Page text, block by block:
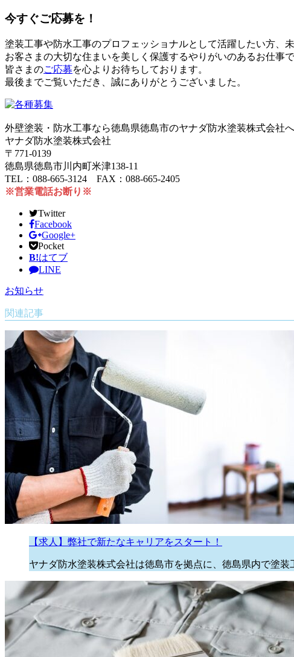
今すぐご応募を！
塗装工事や防水工事のプロフェッショナルとして活躍したい方、
お客さまの大切な住まいを美しく保護するやりがいのあるお仕事で
皆さまのご応募を心よりお待ちしております。
最後までご覧いただき、誠にありがとうございました。
外壁塗装・防水工事なら徳島県徳島市のヤナダ防水塗装株式会社
ヤナダ防水塗装株式会社
〒771-0139
徳島県徳島市川内町米津138-11
TEL：088-665-3124 FAX：088-665-2405
※営業電話お断り※
Twitter
Facebook
Google+
Pocket
B!はてブ
LINE
お知らせ
関連記事
【求人】弊社で新たなキャリアをスタート！
ヤナダ防水塗装株式会社は徳島市を拠点に、徳島県内で塗